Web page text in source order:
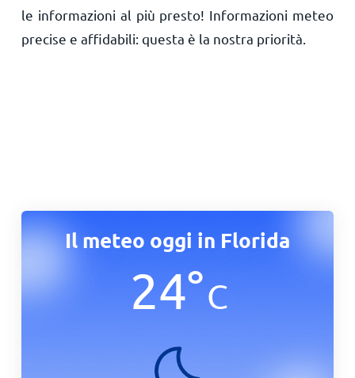
le informazioni al più presto! Informazioni meteo
precise e affidabili: questa è la nostra priorità.
Il meteo oggi in Florida
24°C